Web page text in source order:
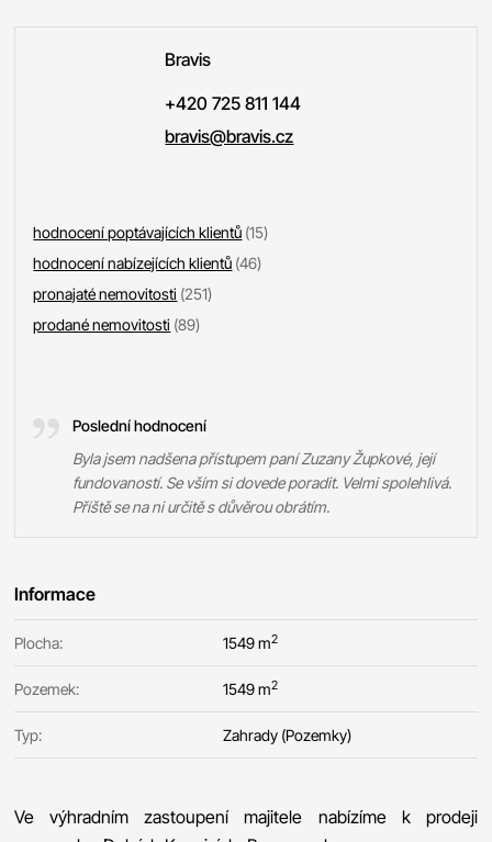
Bravis
+420 725 811 144
bravis@bravis.cz
hodnocení poptávajících klientů (15)
hodnocení nabízejících klientů (46)
pronajaté nemovitosti (251)
prodané nemovitosti (89)
Poslední hodnocení
Byla jsem nadšena přístupem paní Zuzany Župkové, její
fundovaností. Se vším si dovede poradit. Velmi spolehlivá.
Příště se na ni určitě s důvěrou obrátím.
Informace
Plocha: 1549 m2
Pozemek: 1549 m2
Typ: Zahrady (Pozemky)
Ve výhradním zastoupení majitele nabízíme k prodeji